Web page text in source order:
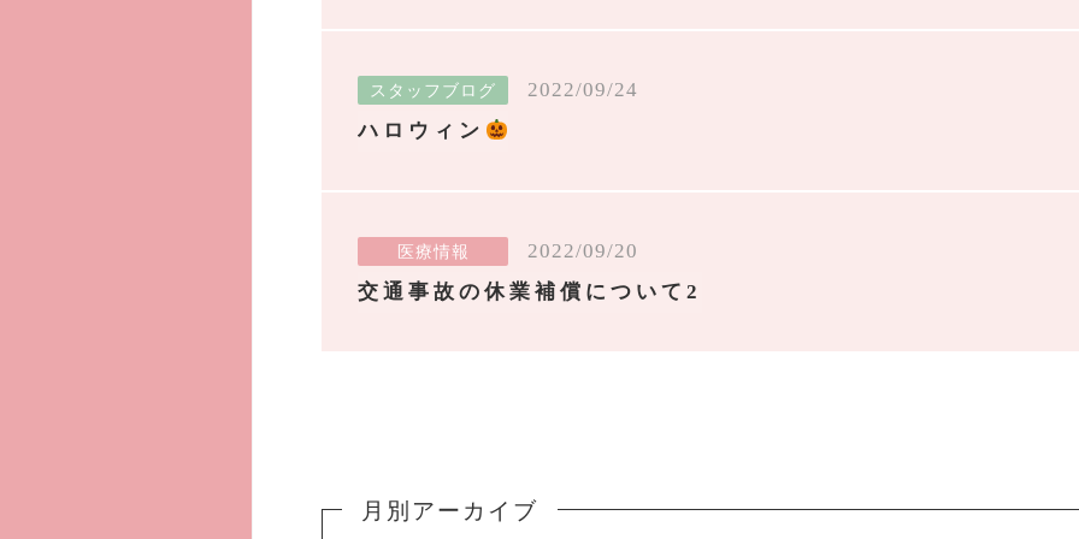
スタッフブログ
2022/09/24
ハロウィン
医療情報
2022/09/20
交通事故の休業補償について2
月別アーカイブ